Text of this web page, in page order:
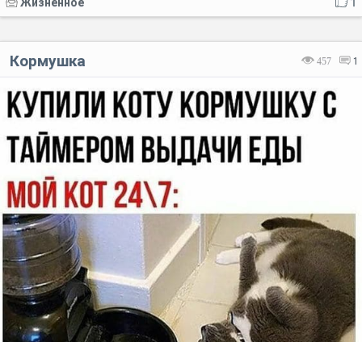
1
Жизненное
457 1
Кормушка